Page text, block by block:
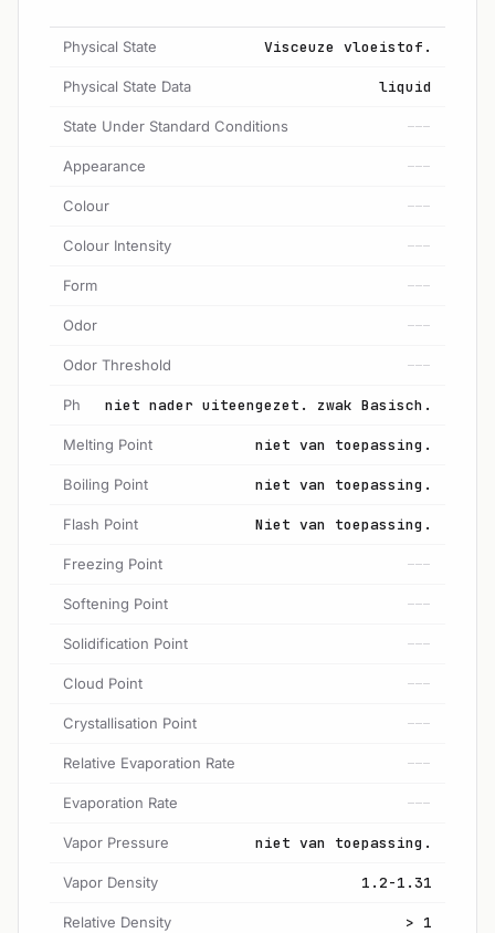
Physical State Visceuze vloeistof.
Physical State Data liquid
State Under Standard Conditions ---
Appearance ---
Colour ---
Colour Intensity ---
Form ---
Odor ---
Odor Threshold ---
Ph niet nader uiteengezet. zwak Basisch.
Melting Point niet van toepassing.
Boiling Point niet van toepassing.
Flash Point Niet van toepassing.
Freezing Point ---
Softening Point ---
Solidification Point ---
Cloud Point ---
Crystallisation Point ---
Relative Evaporation Rate ---
Evaporation Rate ---
Vapor Pressure niet van toepassing.
Vapor Density 1.2-1.31
Relative Density > 1